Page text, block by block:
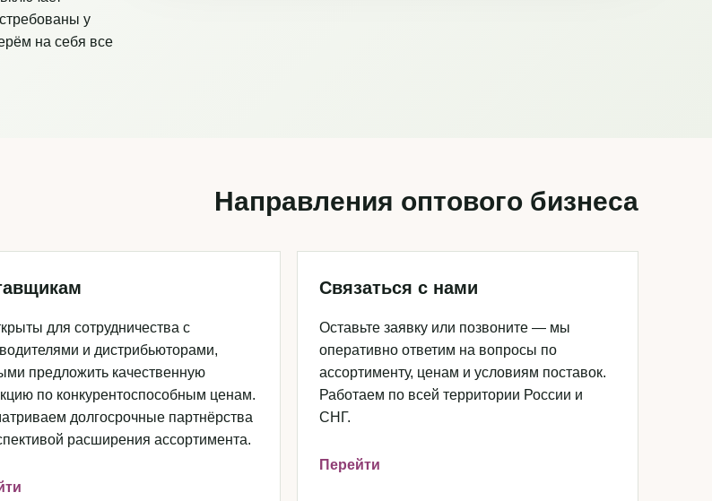
у
на себя все
Направления оптового бизнеса
для сотрудничества с
и дистрибьюторами,
предложить качественную
по конкурентоспособным ценам.
долгосрочные партнёрства
расширения ассортимента.
Связаться с нами
Оставьте заявку или позвоните — мы
оперативно ответим на вопросы по
ассортименту, ценам и условиям поставок.
Работаем по всей территории России и
СНГ.
Перейти